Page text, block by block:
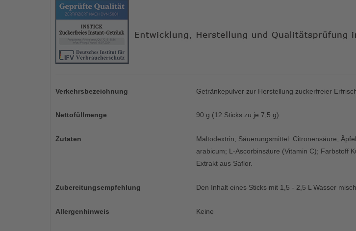
Verkehrsbezeichnung Getränkepulver zur Herstellung zuckerfreier
Nettofüllmenge 90 g (12 Sticks zu je 7,5 g)
Zutaten
Maltodextrin; Säuerungsmittel: Citronensäure,
arabicum; L-Ascorbinsäure (Vitamin C); Farbstoff
Extrakt aus Saflor.
Zubereitungsempfehlung Den Inhalt eines Sticks mit 1,5 - 2,5 L Wasser
Allergenhinweis Keine